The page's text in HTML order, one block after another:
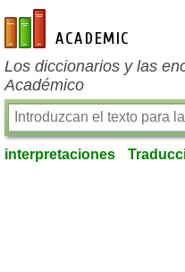
es-academic.com
Los diccionarios y las
Académico
interpretaciones